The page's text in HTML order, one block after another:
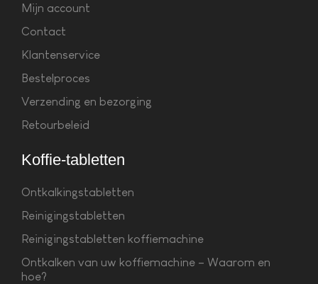
Mijn account
Contact
Klantenservice
Bestelproces
Verzending en bezorging
Retourbeleid
Koffie-tabletten
Ontkalkingstabletten
Reinigingstabletten
Reinigingstabletten koffiemachine
Ontkalken van uw koffiemachine – Waarom en
hoe?